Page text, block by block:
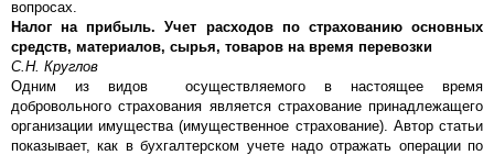
вопросах.
Налог на прибыль. Учет расходов по страхованию основных
средств, материалов, сырья, товаров на время перевозки
С.Н. Круглов
Одним из видов осуществляемого в настоящее время
добровольного страхования является страхование принадлежащего
организации имущества (имущественное страхование). Автор статьи
показывает, как в бухгалтерском учете надо отражать операции по